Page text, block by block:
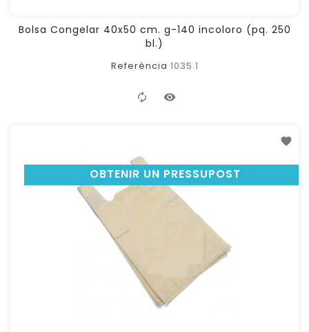
Bolsa Congelar 40x50 cm. g-140 incoloro (pq. 250
bl.)
Referència 1035.1
OBTENIR UN PRESSUPOST